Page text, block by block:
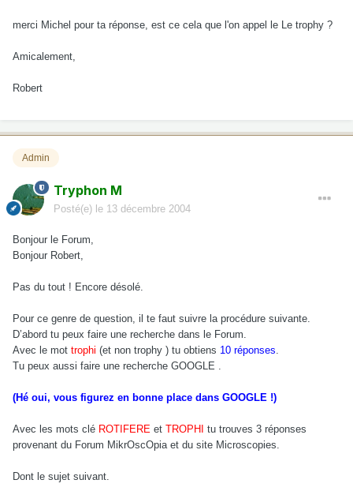
merci Michel pour ta réponse, est ce cela que l'on appel le Le trophy ?
Amicalement,
Robert
Admin
Tryphon M
Posté(e) le 13 décembre 2004
Bonjour le Forum,
Bonjour Robert,
Pas du tout ! Encore désolé.
Pour ce genre de question, il te faut suivre la procédure suivante.
D’abord tu peux faire une recherche dans le Forum.
Avec le mot trophi (et non trophy ) tu obtiens 10 réponses
Tu peux aussi faire une recherche GOOGLE .
(Hé oui, vous figurez en bonne place dans GOOGLE !)
Avec les mots clé ROTIFERE et TROPHI tu trouves 3 réponses
provenant du Forum MikrOscOpia et du site Microscopies.
Dont le sujet suivant.